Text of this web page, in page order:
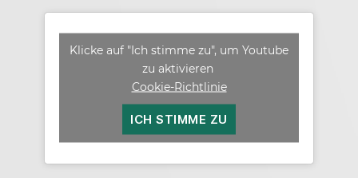
Klicke auf "Ich stimme zu", um Youtube
zu aktivieren
Cookie-Richtlinie
ICH STIMME ZU